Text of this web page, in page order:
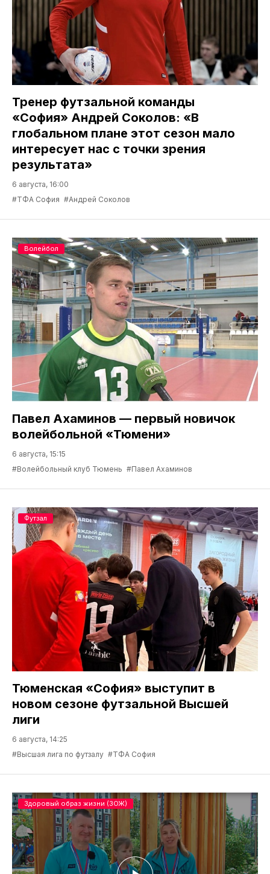
Тренер футзальной команды
«София» Андрей Соколов: «В
глобальном плане этот сезон мало
интересует нас с точки зрения
результата»
6 августа, 16:00
#ТФА София #Андрей Соколов
Павел Ахаминов — первый новичок
волейбольной «Тюмени»
6 августа, 15:15
#Волейбольный клуб Тюмень #Павел Ахаминов
Волейбол
Тюменская «София» выступит в
новом сезоне футзальной Высшей
лиги
6 августа, 14:25
#Высшая лига по футзалу #ТФА София
Футзал
Здоровый образ жизни (ЗОЖ)